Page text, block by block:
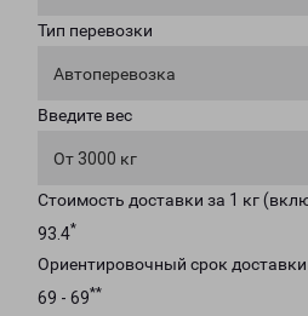
Тип перевозки
Автоперевозка
Введите вес
От 3000 кг
Стоимость доставки за 1 кг
93.4*
Ориентировочный срок доставки
69 - 69**